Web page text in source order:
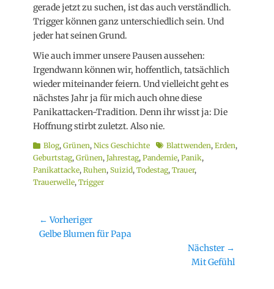
gerade jetzt zu suchen, ist das auch verständlich.
Trigger können ganz unterschiedlich sein. Und
jeder hat seinen Grund.
Wie auch immer unsere Pausen aussehen:
Irgendwann können wir, hoffentlich, tatsächlich
wieder miteinander feiern. Und vielleicht geht es
nächstes Jahr ja für mich auch ohne diese
Panikattacken-Tradition. Denn ihr wisst ja: Die
Hoffnung stirbt zuletzt. Also nie.
Kategorien
Blog, Grünen, Nics Geschichte Schlagworte
Blattwenden, Erden,
Geburtstag, Grünen, Jahrestag, Pandemie, Panik,
Panikattacke, Ruhen, Suizid, Todestag, Trauer,
Trauerwelle, Trigger
Beitragsnavigation
← Vorheriger
Vorheriger
Gelbe Blumen für Papa
Nächster →
Mit Gefühl